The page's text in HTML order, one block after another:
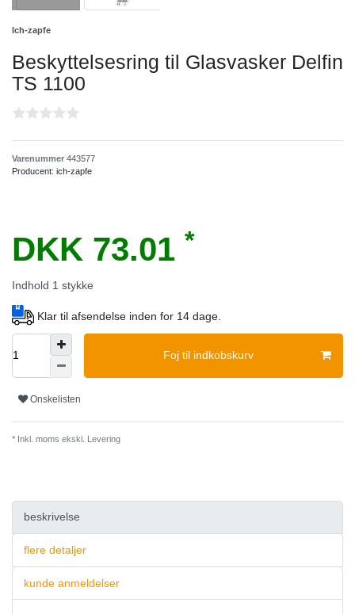
Ich-zapfe
Beskyttelsesring til Glasvasker Delfin
TS 1100
Varenummer 443577
Producent: ich-zapfe
DKK 73.01 *
Indhold 1 stykke
Klar til afsendelse inden for 14 dage.
Foj til indkobskurv
Onskelisten
* Inkl. moms ekskl. Levering
beskrivelse
flere detaljer
kunde anmeldelser